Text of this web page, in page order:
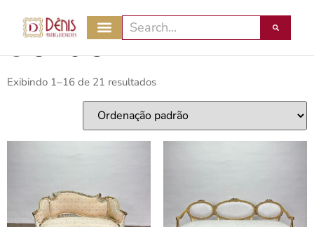
Sofás
Exibindo 1–16 de 21 resultados